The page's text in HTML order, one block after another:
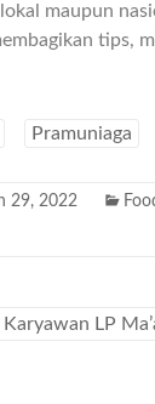
maupun
tips,
Pramuniaga
29, 2022
LP